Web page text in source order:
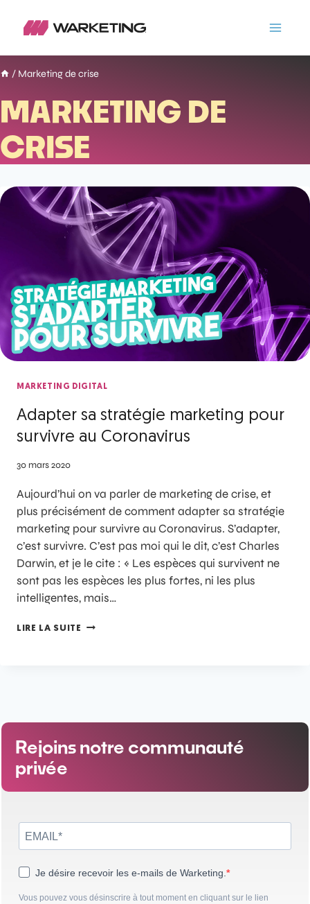
/ Marketing de crise
MARKETING DE
CRISE
MARKETING DIGITAL
Adapter sa stratégie marketing pour
survivre au Coronavirus
30 mars 2020
Aujourd’hui on va parler de marketing de crise, et
plus précisément de comment adapter sa stratégie
marketing pour survivre au Coronavirus. S’adapter,
c’est survivre. C’est pas moi qui le dit, c’est Charles
Darwin, et je le cite : « Les espèces qui survivent ne
sont pas les espèces les plus fortes, ni les plus
intelligentes, mais…
LIRE LA SUITE
Rejoins notre communauté
privée
Je désire recevoir les e-mails de Warketing.
Vous pouvez vous désinscrire à tout moment en cliquant sur le lien